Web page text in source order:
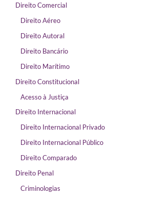
Direito Comercial
Direito Aéreo
Direito Autoral
Direito Bancário
Direito Marítimo
Direito Constitucional
Acesso à Justiça
Direito Internacional
Direito Internacional Privado
Direito Internacional Público
Direito Comparado
Direito Penal
Criminologias